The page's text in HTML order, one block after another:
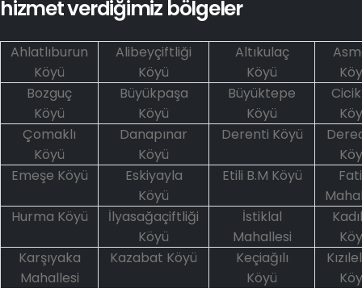
hizmet verdiğimiz bölgeler
Ahlatlıburun
Köyü
Alibeyçiftliği
Köyü
Altıkulaç
Köyü
Bozguç
Köyü
Büyükpaşa
Köyü
Büyüktepe
Köyü
Çomaklı
Köyü
Danapınar
Köyü
Derenti Köyü
Emeşe Köyü
Eskiyayla
Köyü
Etili B.M Köyü
Hurma Köyü
İlyasağaçiftliği
Köyü
İstiklal
Mahallesi
Karşıyaka
Mahallesi
Kazabat Köyü
Keçiağılı
Köyü